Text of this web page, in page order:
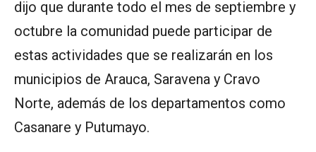
dijo que durante todo el mes de septiembre y
octubre la comunidad puede participar de
estas actividades que se realizarán en los
municipios de Arauca, Saravena y Cravo
Norte, además de los departamentos como
Casanare y Putumayo.